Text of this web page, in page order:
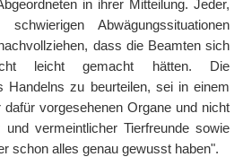
in ihrer Mitteilung. Jeder,
Abwägungssituationen
dass die Beamten sich
leicht gemacht hätten. Die
Handelns zu beurteilen, sei in einem
vorgesehenen Organe und nicht
vermeintlicher Tierfreunde sowie
schon alles genau gewusst haben".